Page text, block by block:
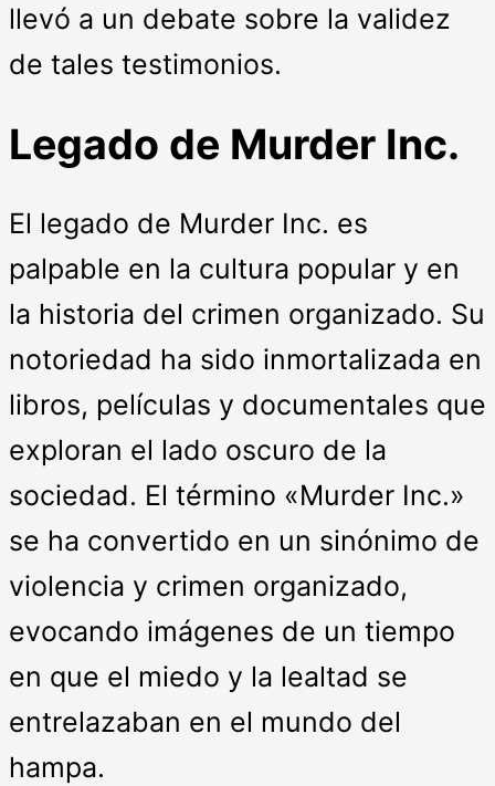
llevó a un debate sobre la validez
de tales testimonios.
Legado de Murder Inc.
El legado de Murder Inc. es
palpable en la cultura popular y en
la historia del crimen organizado. Su
notoriedad ha sido inmortalizada en
libros, películas y documentales que
exploran el lado oscuro de la
sociedad. El término «Murder Inc.»
se ha convertido en un sinónimo de
violencia y crimen organizado,
evocando imágenes de un tiempo
en que el miedo y la lealtad se
entrelazaban en el mundo del
hampa.